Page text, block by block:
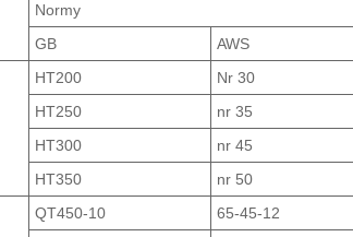
Normy
GB
AWS
HT200 Nr 30
HT250
nr 35
HT300
nr 45
HT350
nr 50
QT450-10 65-45-12